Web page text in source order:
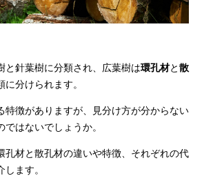
と針葉樹に分類され、広葉樹は環孔材と散
に分けられます。
特徴がありますが、見分け方が分からない
ではないでしょうか。
孔材と散孔材の違いや特徴、それぞれの代
ます。